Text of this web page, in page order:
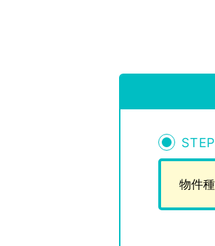
STEP